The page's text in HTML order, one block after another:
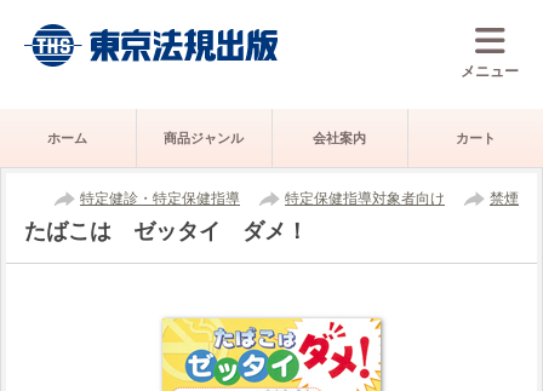
メニュー
ホーム 商品ジャンル 会社案内 カート
特定健診・特定保健指導 特定保健指導対象者向け 禁煙
たばこは ゼッタイ ダメ！